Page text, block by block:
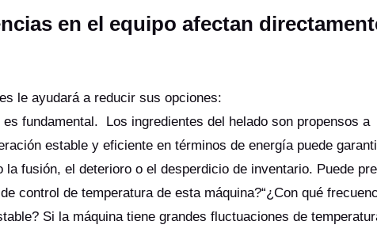
en el equipo afectan
le ayudará a reducir sus opciones:
fundamental. Los ingredientes del helado son propensos a
estable y eficiente en términos de energía puede
fusión, el deterioro o el desperdicio de inventario. Puede
control de temperatura de esta máquina?“¿Con qué
Si la máquina tiene grandes fluctuaciones de